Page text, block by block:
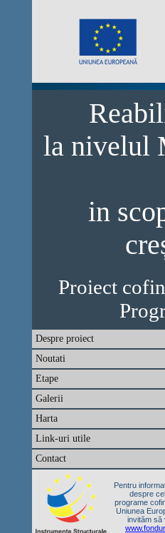
la nivelul
in
Proiect
Despre proiect
Noutati
Etape
Galerii
Harta
Link-uri utile
Contact
Pentru
despre
programe
Uniunea
invităm să